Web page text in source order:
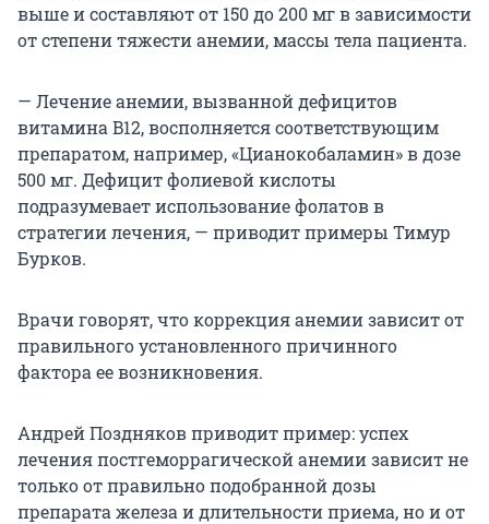
выше и составляют от 150 до 200 мг в зависимости
от степени тяжести анемии, массы тела пациента.
— Лечение анемии, вызванной дефицитов
витамина B12, восполняется соответствующим
препаратом, например, «Цианокобаламин» в дозе
500 мг. Дефицит фолиевой кислоты
подразумевает использование фолатов в
стратегии лечения, — приводит примеры Тимур
Бурков.
Врачи говорят, что коррекция анемии зависит от
правильного установленного причинного
фактора ее возникновения.
Андрей Поздняков приводит пример: успех
лечения постгеморрагической анемии зависит не
только от правильно подобранной дозы
препарата железа и длительности приема, но и от